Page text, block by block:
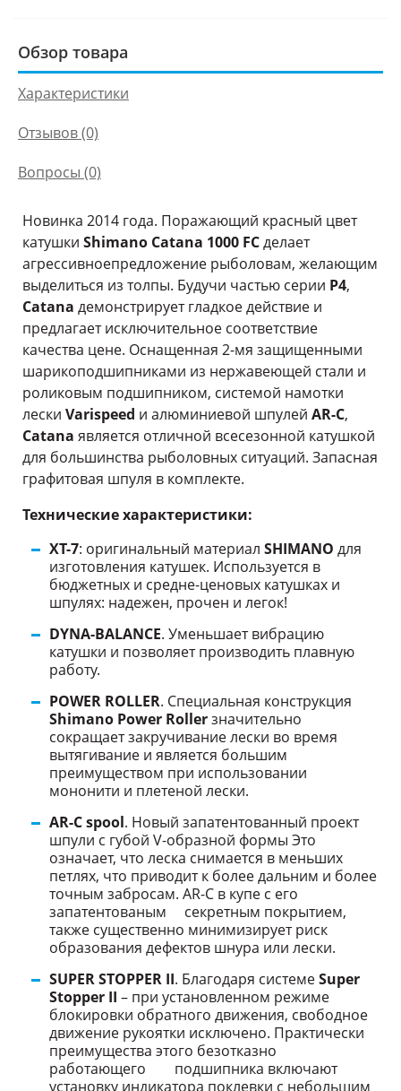
Обзор товара
Характеристики
Отзывов (0)
Вопросы (0)
Новинка 2014 года. Поражающий красный цвет
катушки Shimano Catana 1000 FCделает
агрессивноепредложение рыболовам, желающим
выделиться из толпы. Будучи частью серии Р4,
Catana демонстрирует гладкое действие и
предлагает исключительное соответствие
качества цене. Оснащенная 2-мя защищенными
шарикоподшипниками из нержавеющей стали и
роликовым подшипником, системой намотки
лески Varispeed и алюминиевой шпулей AR-С,
Catana является отличной всесезонной катушкой
для большинства рыболовных ситуаций. Запасная
графитовая шпуля в комплекте.
Технические характеристики:
XT-7: оригинальный материал SHIMANO для
изготовления катушек. Используется в
бюджетных и средне-ценовых катушках и
шпулях: надежен, прочен и легок!
DYNA-BALANCE. Уменьшает вибрацию
катушки и позволяет производить плавную
работу.
POWER ROLLER. Специальная конструкция
Shimano Power Rollerзначительно
сокращает закручивание лески во время
вытягивание и является большим
преимуществом при использовании
мононити и плетеной лески.
AR-C spool. Новый запатентованный проект
шпули с губой V-образной формы Это
означает, что леска снимается в меньших
петлях, что приводит к более дальним и более
точным забросам. AR-C в купе с его
запатентованым секретным покрытием,
также существенно минимизирует риск
образования дефектов шнура или лески.
SUPER STOPPER II. Благодаря системеSuper
Stopper II – при установленном режиме
блокировки обратного движения, свободное
движение рукоятки исключено. Практически
преимущества этого безотказно
работающего подшипника включают
установку индикатора поклевки с небольшим